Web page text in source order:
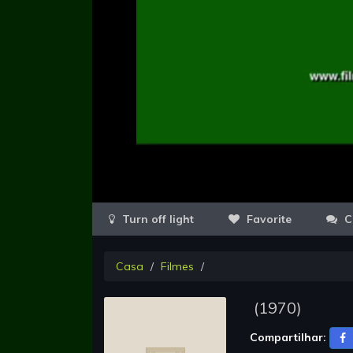
Favorite
Casa Filmes
(1970)
Compartilhar: